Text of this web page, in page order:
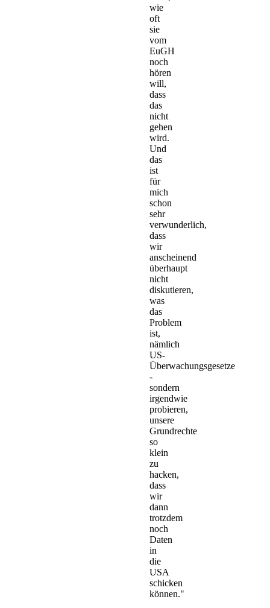
wie
oft
sie
vom
EuGH
noch
hören
will,
dass
das
nicht
gehen
wird.
Und
das
ist
für
mich
schon
sehr
verwunderlich,
dass
wir
anscheinend
überhaupt
nicht
diskutieren,
was
das
Problem
ist,
nämlich
US-
Überwachungsgesetze
-
sondern
irgendwie
probieren,
unsere
Grundrechte
so
klein
zu
hacken,
dass
wir
dann
trotzdem
noch
Daten
in
die
USA
schicken
können."